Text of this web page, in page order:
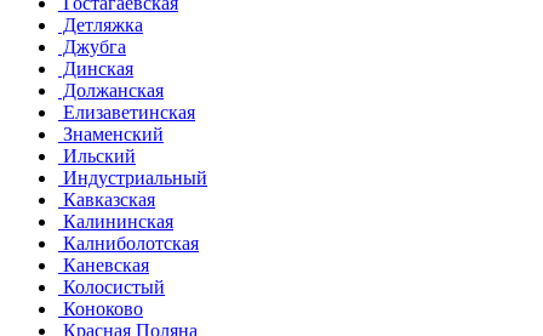
Детляжка
Джубга
Динская
Должанская
Елизаветинская
Знаменский
Ильский
Индустриальный
Кавказская
Калининская
Калниболотская
Каневская
Колосистый
Коноково
Красная Поляна